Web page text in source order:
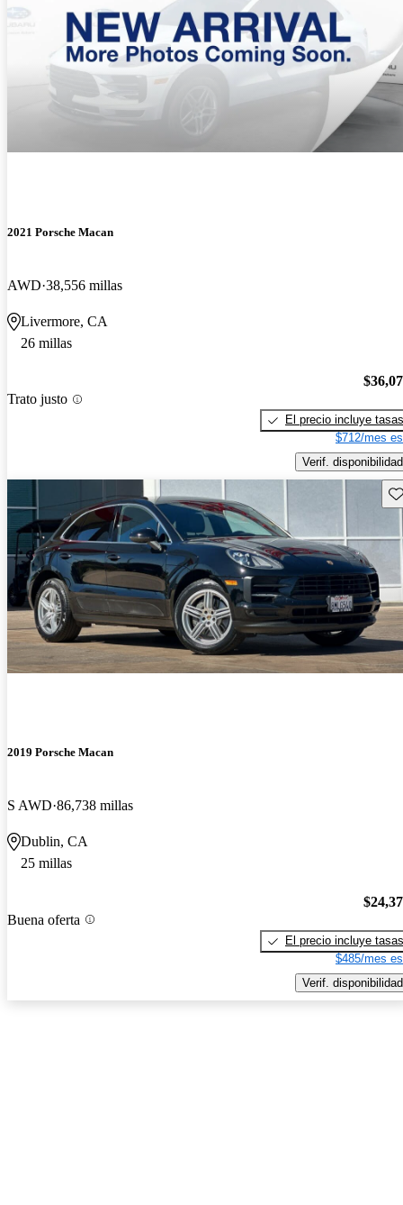
2021 Porsche Macan
AWD 38,556 millas
Livermore, CA
26 millas
Trato justo
El precio incluye tasas
$712/mes
Verif. disponibilidad
2019 Porsche Macan
S AWD 86,738 millas
Dublin, CA
25 millas
Buena oferta
El precio incluye tasas
$485/mes
Verif. disponibilidad